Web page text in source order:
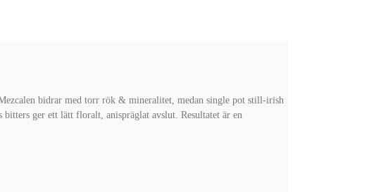
bidrar med torr rök & mineralitet, medan single pot still-irish
ger ett lätt floralt, anispräglat avslut. Resultatet är en